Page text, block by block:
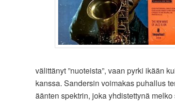
välittänyt ”nuoteista”, vaan pyrki ikään
kanssa. Sandersin voimakas puhallus
äänten spektrin, joka yhdistettynä